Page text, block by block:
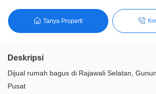
Tanya Properti
Deskripsi
Dijual rumah bagus di Rajawali Selatan,
Pusat